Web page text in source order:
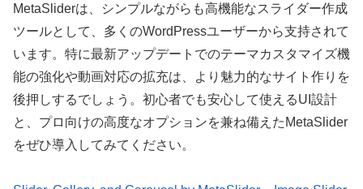
MetaSliderは、シンプルながらも高機能なスライダー作成
ツールとして、多くのWordPressユーザーから支持されて
います。特に最新アップデートでのテーマカスタマイズ機
能の強化や動画対応の拡充は、より魅力的なサイト作りを
後押しするでしょう。初心者でも安心して使えるUI設計
と、プロ向けの高度なオプションを兼ね備えたMetaSlider
をぜひ導入してみてください。